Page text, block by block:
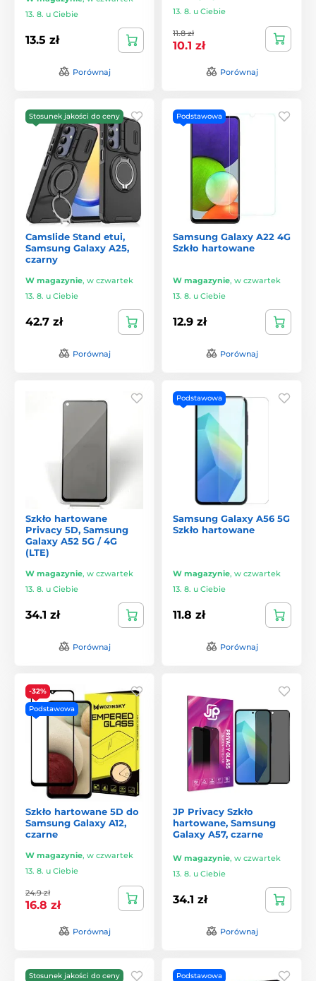
13. 8. u Ciebie
13.5 zł
Porównaj
13. 8. u Ciebie
11.8 zł
10.1 zł
Porównaj
Stosunek jakości do ceny
Camslide Stand etui,
Samsung Galaxy A25,
czarny
W magazynie, w czwartek
13. 8. u Ciebie
42.7 zł
Porównaj
Podstawowa
Samsung Galaxy A22 4G
Szkło hartowane
W magazynie, w czwartek
13. 8. u Ciebie
12.9 zł
Porównaj
Szkło hartowane
Privacy 5D, Samsung
Galaxy A52 5G / 4G
(LTE)
W magazynie, w czwartek
13. 8. u Ciebie
34.1 zł
Porównaj
Podstawowa
Samsung Galaxy A56 5G
Szkło hartowane
W magazynie, w czwartek
13. 8. u Ciebie
11.8 zł
Porównaj
-32%
Podstawowa
Szkło hartowane 5D do
Samsung Galaxy A12,
czarne
W magazynie, w czwartek
13. 8. u Ciebie
24.9 zł
16.8 zł
Porównaj
JP Privacy Szkło
hartowane, Samsung
Galaxy A57, czarne
W magazynie, w czwartek
13. 8. u Ciebie
34.1 zł
Porównaj
Stosunek jakości do ceny Podstawowa